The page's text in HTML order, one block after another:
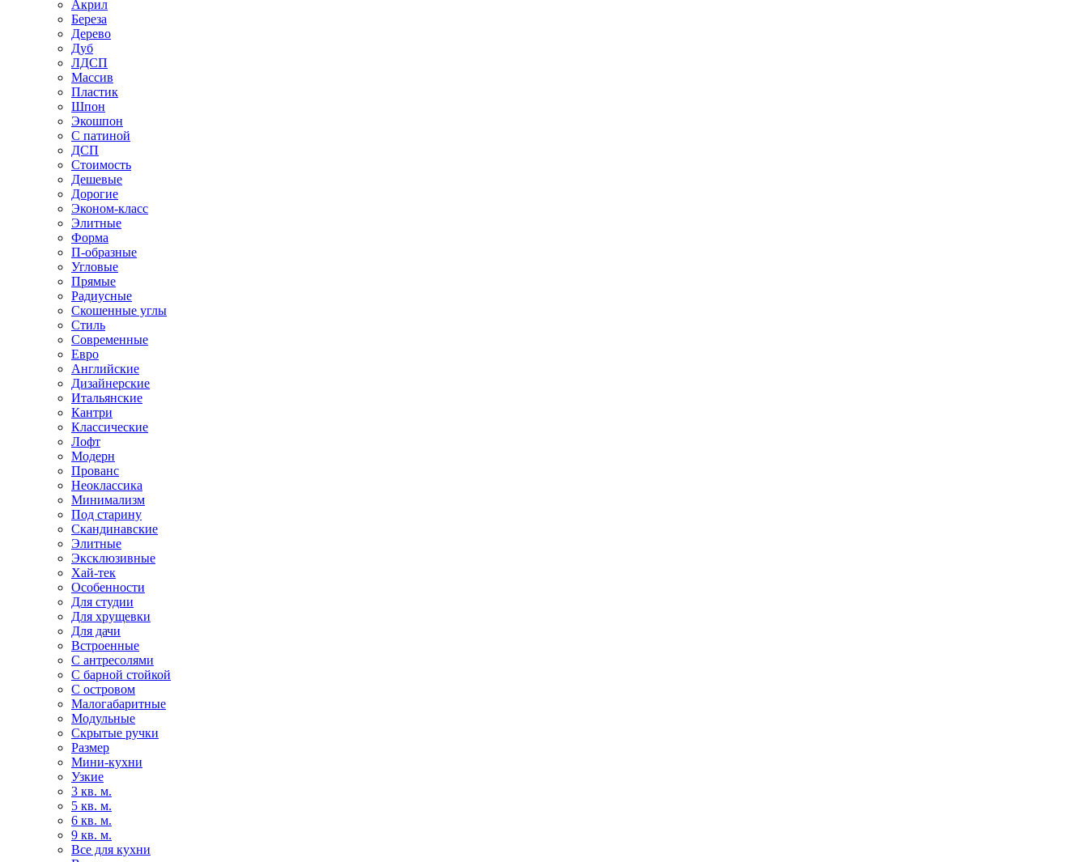
Акрил
Береза
Дерево
Дуб
ЛДСП
Массив
Пластик
Шпон
Экошпон
С патиной
ДСП
Стоимость
Дешевые
Дорогие
Эконом-класс
Элитные
Форма
П-образные
Угловые
Прямые
Радиусные
Скошенные углы
Стиль
Современные
Евро
Английские
Дизайнерские
Итальянские
Кантри
Классические
Лофт
Модерн
Прованс
Неоклассика
Минимализм
Под старину
Скандинавские
Элитные
Эксклюзивные
Хай-тек
Особенности
Для студии
Для хрущевки
Для дачи
Встроенные
С антресолями
С барной стойкой
С островом
Малогабаритные
Модульные
Скрытые ручки
Размер
Мини-кухни
Узкие
3 кв. м.
5 кв. м.
6 кв. м.
9 кв. м.
Все для кухни